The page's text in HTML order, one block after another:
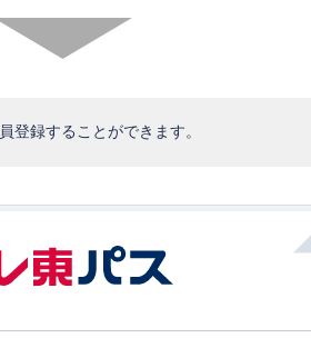
登録することができます。